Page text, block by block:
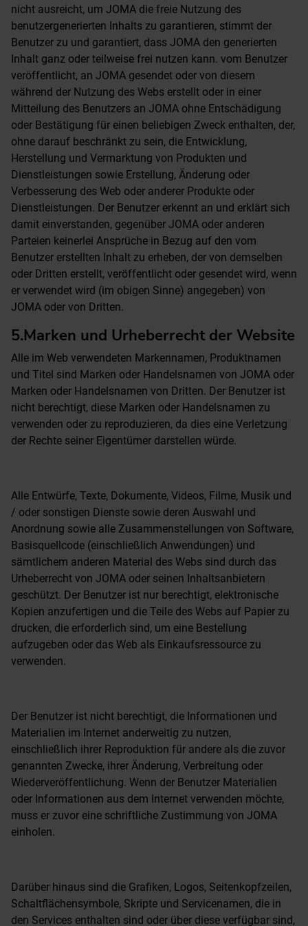
nicht ausreicht, um JOMA die freie Nutzung des
benutzergenerierten Inhalts zu garantieren, stimmt der
Benutzer zu und garantiert, dass JOMA den generierten
Inhalt ganz oder teilweise frei nutzen kann. vom Benutzer
veröffentlicht, an JOMA gesendet oder von diesem
während der Nutzung des Webs erstellt oder in einer
Mitteilung des Benutzers an JOMA ohne Entschädigung
oder Bestätigung für einen beliebigen Zweck enthalten, der,
ohne darauf beschränkt zu sein, die Entwicklung,
Herstellung und Vermarktung von Produkten und
Dienstleistungen sowie Erstellung, Änderung oder
Verbesserung des Web oder anderer Produkte oder
Dienstleistungen. Der Benutzer erkennt an und erklärt sich
damit einverstanden, gegenüber JOMA oder anderen
Parteien keinerlei Ansprüche in Bezug auf den vom
Benutzer erstellten Inhalt zu erheben, der von demselben
oder Dritten erstellt, veröffentlicht oder gesendet wird, wenn
er verwendet wird (im obigen Sinne) angegeben) von
JOMA oder von Dritten.
5.Marken und Urheberrecht der Website
Alle im Web verwendeten Markennamen, Produktnamen
und Titel sind Marken oder Handelsnamen von JOMA oder
Marken oder Handelsnamen von Dritten. Der Benutzer ist
nicht berechtigt, diese Marken oder Handelsnamen zu
verwenden oder zu reproduzieren, da dies eine Verletzung
der Rechte seiner Eigentümer darstellen würde.
Alle Entwürfe, Texte, Dokumente, Videos, Filme, Musik und
/ oder sonstigen Dienste sowie deren Auswahl und
Anordnung sowie alle Zusammenstellungen von Software,
Basisquellcode (einschließlich Anwendungen) und
sämtlichem anderen Material des Webs sind durch das
Urheberrecht von JOMA oder seinen Inhaltsanbietern
geschützt. Der Benutzer ist nur berechtigt, elektronische
Kopien anzufertigen und die Teile des Webs auf Papier zu
drucken, die erforderlich sind, um eine Bestellung
aufzugeben oder das Web als Einkaufsressource zu
verwenden.
Der Benutzer ist nicht berechtigt, die Informationen und
Materialien im Internet anderweitig zu nutzen,
einschließlich ihrer Reproduktion für andere als die zuvor
genannten Zwecke, ihrer Änderung, Verbreitung oder
Wiederveröffentlichung. Wenn der Benutzer Materialien
oder Informationen aus dem Internet verwenden möchte,
muss er zuvor eine schriftliche Zustimmung von JOMA
einholen.
Darüber hinaus sind die Grafiken, Logos, Seitenkopfzeilen,
Schaltflächensymbole, Skripte und Servicenamen, die in
den Services enthalten sind oder über diese verfügbar sind,